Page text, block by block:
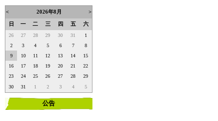
< 2026年8月 >
日 一 二 三 四 五 六
26 27 28 29 30 31
1
2
3 4 5 6 7
8
9
10 11 12 13 14
15
16
17 18 19 20 21
22
23
24 25 26 27 28
29
30
31 1 2 3 4 5
公告